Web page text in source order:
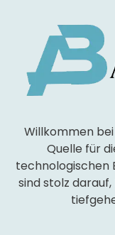
Willkommen bei
Quelle für
technologischen
sind stolz